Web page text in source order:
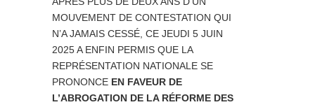
MOUVEMENT DE CONTESTATION QUI
N’A JAMAIS CESSÉ, CE JEUDI 5 JUIN
2025 A ENFIN PERMIS QUE LA
REPRÉSENTATION NATIONALE SE
PRONONCE EN FAVEUR DE
L’ABROGATION DE LA RÉFORME DES